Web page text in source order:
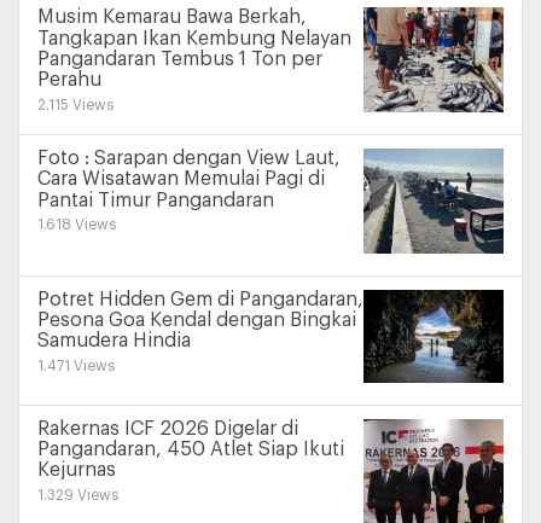
Musim Kemarau Bawa Berkah,
Tangkapan Ikan Kembung Nelayan
Pangandaran Tembus 1 Ton per
Perahu
2.115 Views
Foto : Sarapan dengan View Laut,
Cara Wisatawan Memulai Pagi di
Pantai Timur Pangandaran
1.618 Views
Potret Hidden Gem di Pangandaran,
Pesona Goa Kendal dengan Bingkai
Samudera Hindia
1.471 Views
Rakernas ICF 2026 Digelar di
Pangandaran, 450 Atlet Siap Ikuti
Kejurnas
1.329 Views